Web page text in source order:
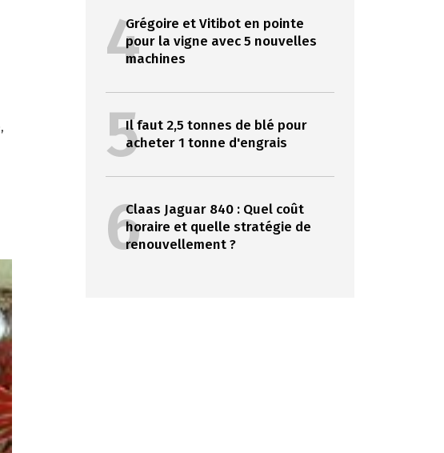
4Grégoire et Vitibot en pointe
pour la vigne avec 5 nouvelles
machines
5Il faut 2,5 tonnes de blé pour
acheter 1 tonne d'engrais
6Claas Jaguar 840 : Quel coût
horaire et quelle stratégie de
renouvellement ?